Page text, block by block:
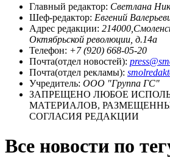
Главный редактор: Светлана
Шеф-редактор: Евгений
Адрес редакции:
Октябрьской революции, д.14а
Телефон: +7 (920) 668-05-20
Почта(отдел новостей):
Почта(отдел рекламы):
Учредитель: ООО "Группа ГС"
ЗАПРЕЩЕНО ЛЮБОЕ
МАТЕРИАЛОВ,
СОГЛАСИЯ РЕДАКЦИИ
Все новости по